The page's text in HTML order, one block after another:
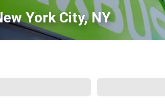
York City, NY